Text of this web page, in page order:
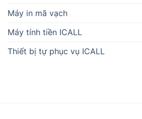
Máy in mã vạch
Máy tính tiền ICALL
Thiết bị tự phục vụ ICALL